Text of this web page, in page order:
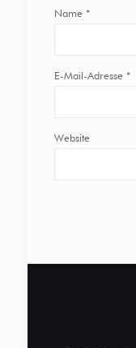
Name *
E-Mail-Adresse *
Website